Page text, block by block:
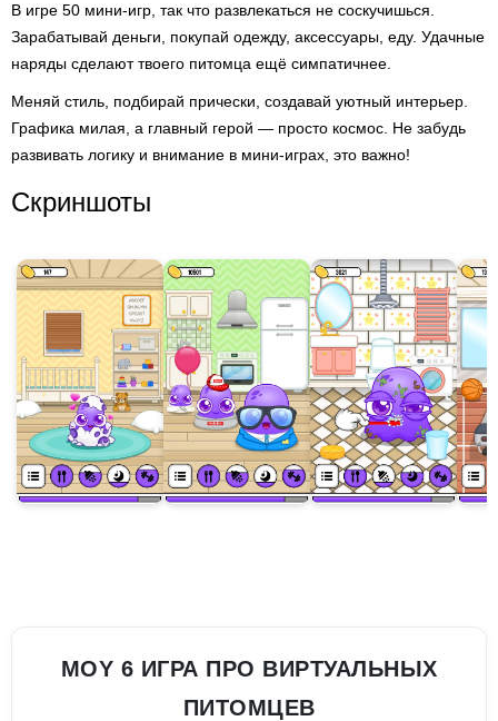
В игре 50 мини-игр, так что развлекаться не соскучишься.
Зарабатывай деньги, покупай одежду, аксессуары, еду. Удачные
наряды сделают твоего питомца ещё симпатичнее.
Меняй стиль, подбирай прически, создавай уютный интерьер.
Графика милая, а главный герой — просто космос. Не забудь
развивать логику и внимание в мини-играх, это важно!
Скриншоты
MOY 6 ИГРА ПРО ВИРТУАЛЬНЫХ
ПИТОМЦЕВ